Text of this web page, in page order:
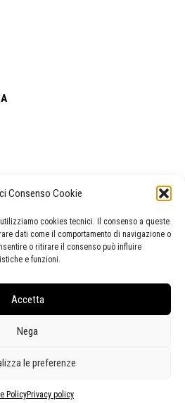
Consenso Cookie
cookies tecnici. Il consenso a queste
dati come il comportamento di navigazione o
o ritirare il consenso può influire
e funzioni.
Accetta
Nega
le preferenze
PolicyPrivacy policy
5714978 (orario apertura Galleria)
13.00)